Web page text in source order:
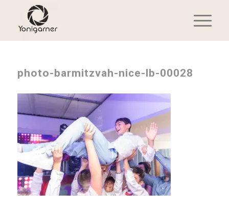
photo-barmitzvah-nice-lb-00028